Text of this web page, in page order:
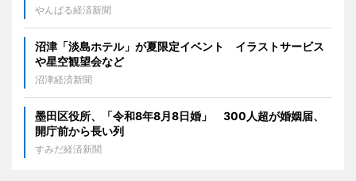
やんばる経済新聞
沼津「淡島ホテル」が夏限定イベント イラストサービス
や星空観望会など
沼津経済新聞
墨田区役所、「令和8年8月8日婚」 300人超が婚姻届、
開庁前から長い列
すみだ経済新聞